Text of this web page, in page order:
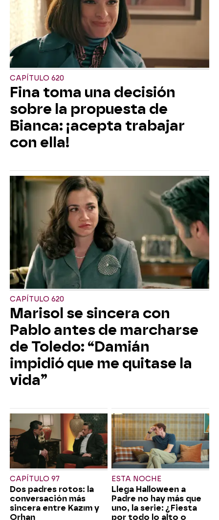
CAPÍTULO 620
Fina toma una decisión
sobre la propuesta de
Bianca: ¡acepta trabajar
con ella!
CAPÍTULO 620
Marisol se sincera con
Pablo antes de marcharse
de Toledo: “Damián
impidió que me quitase la
vida”
CAPÍTULO 97
Dos padres rotos: la
conversación más
sincera entre Kazım y
Orhan
ESTA NOCHE
Llega Halloween a
Padre no hay más que
uno, la serie: ¿Fiesta
por todo lo alto o